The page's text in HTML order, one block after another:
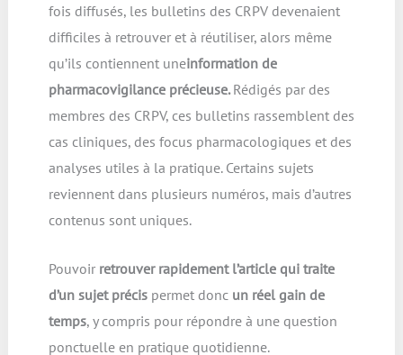
fois diffusés, les bulletins des CRPV devenaient
difficiles à retrouver et à réutiliser, alors même
qu’ils contiennent uneinformation de
pharmacovigilance précieuse.Rédigés par des
membres des CRPV, ces bulletins rassemblent des
cas cliniques, des focus pharmacologiques et des
analyses utiles à la pratique. Certains sujets
reviennent dans plusieurs numéros, mais d’autres
contenus sont uniques.
Pouvoir retrouver rapidement l’article qui traite
d’un sujet précispermet donc un réel gain de
temps, y compris pour répondre à une question
ponctuelle en pratique quotidienne.